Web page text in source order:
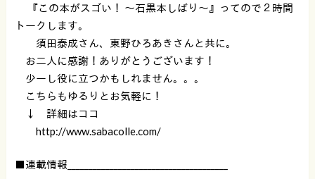
『この本がスゴい！ 〜石黒本しばり〜』ってので２時間
トークします。
須田泰成さん、東野ひろあきさんと共に。
お二人に感謝！ありがとうございます！
少ーし役に立つかもしれません。。。
こちらもゆるりとお気軽に！
↓ 詳細はココ
http://www.sabacolle.com/
■連載情報______________________________________